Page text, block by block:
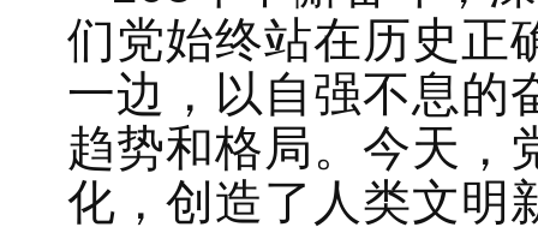
们党始终站在历史正
一边，以自强不息的
趋势和格局。今天，
化，创造了人类文明